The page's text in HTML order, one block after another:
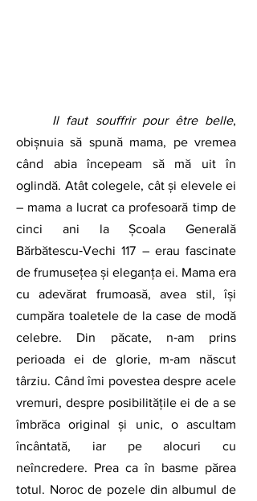
	Il faut souffrir pour être belle
,
obișnuia să spună mama, pe vremea
când abia începeam să mă uit în
oglindă. Atât colegele, cât și elevele ei
– mama a lucrat ca profesoară timp de
cinci ani la Școala Generală
Bărbătescu‑Vechi 117 – erau fascinate
de frumusețea și eleganța ei. Mama era
cu adevărat frumoasă, avea stil, își
cumpăra toaletele de la case de modă
celebre. Din păcate, n‑am prins
perioada ei de glorie, m‑am născut
târziu. Când îmi povestea despre acele
vremuri, despre posibilitățile ei de a se
îmbrăca original și unic, o ascultam
încântată, iar pe alocuri cu
neîncredere. Prea ca în basme părea
totul. Noroc de pozele din albumul de